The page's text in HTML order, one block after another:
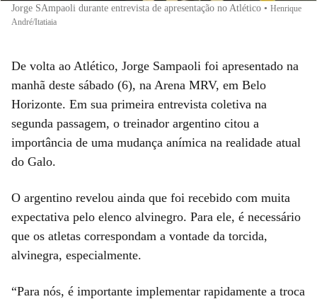
Jorge SAmpaoli durante entrevista de apresentação no Atlético • Henrique
André/Itatiaia
De volta ao Atlético, Jorge Sampaoli foi apresentado na
manhã deste sábado (6), na Arena MRV, em Belo
Horizonte. Em sua primeira entrevista coletiva na
segunda passagem, o treinador argentino citou a
importância de uma mudança anímica na realidade atual
do Galo.
O argentino revelou ainda que foi recebido com muita
expectativa pelo elenco alvinegro. Para ele, é necessário
que os atletas correspondam a vontade da torcida,
alvinegra, especialmente.
“Para nós, é importante implementar rapidamente a troca